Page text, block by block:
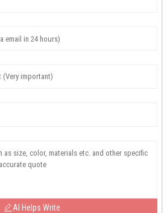
AI Helps Write